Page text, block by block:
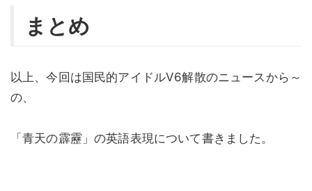
まとめ
以上、今回は国民的アイドルV6解散のニュースから～
の、
「青天の霹靂」の英語表現について書きました。